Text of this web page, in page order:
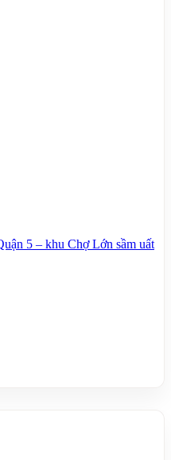
5 – khu Chợ Lớn sầm uất